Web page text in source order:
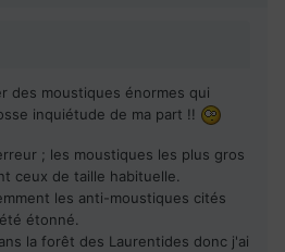
des moustiques énormes qui
inquiétude de ma part !!
; les moustiques les plus gros
ceux de taille habituelle.
les anti-moustiques cités
étonné.
la forêt des Laurentides donc j'ai